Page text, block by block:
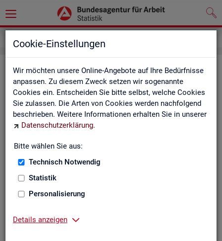
Cookie-Einstellungen
Wir möchten unsere Online-Angebote auf Ihre Bedürfnisse
anpassen. Zu diesem Zweck setzen wir sogenannte
Cookies ein. Entscheiden Sie bitte selbst, welche Cookies
Sie zulassen. Die Arten von Cookies werden nachfolgend
beschrieben. Weitere Informationen erhalten Sie in unserer
Datenschutzerklärung.
Bitte wählen Sie aus:
Technisch Notwendig
Statistik
Personalisierung
Details anzeigen
In­halts­ver­zeich­nis
Sta­tis­ti­ken
Rund­schau Ar­beits­markt
Mo­nats­be­richt
Eck­wer­te des Ar­beits­mark­tes und der Grund­si­che­
rung
Eck­wer­te Ar­beits­markt
Ar­beits­markt in Deutsch­land
Zah­len, Daten, Fak­ten - Struk­tur­da­ten und -in­di­ka­to­